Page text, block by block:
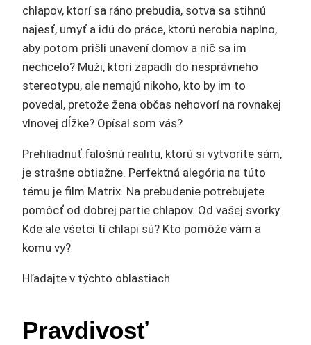
chlapov, ktorí sa ráno prebudia, sotva sa stihnú
najesť, umyť a idú do práce, ktorú nerobia naplno,
aby potom prišli unavení domov a nič sa im
nechcelo? Muži, ktorí zapadli do nesprávneho
stereotypu, ale nemajú nikoho, kto by im to
povedal, pretože žena občas nehovorí na rovnakej
vlnovej dĺžke? Opísal som vás?
Prehliadnuť falošnú realitu, ktorú si vytvoríte sám,
je strašne obtiažne. Perfektná alegória na túto
tému je film Matrix. Na prebudenie potrebujete
pomôcť od dobrej partie chlapov. Od vašej svorky.
Kde ale všetci tí chlapi sú? Kto pomôže vám a
komu vy?
Hľadajte v týchto oblastiach.
Pravdivosť